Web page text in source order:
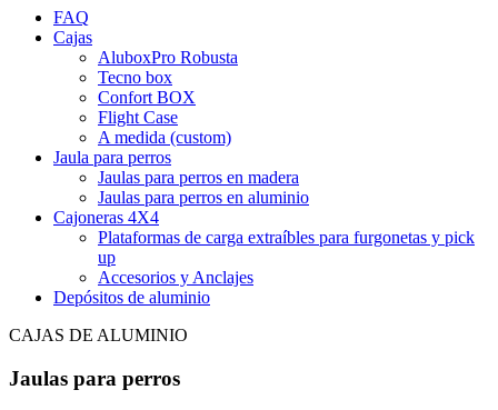
FAQ
Cajas
AluboxPro Robusta
Tecno box
Confort BOX
Flight Case
A medida (custom)
Jaula para perros
Jaulas para perros en madera
Jaulas para perros en aluminio
Cajoneras 4X4
Plataformas de carga extraíbles para furgonetas y pick
up
Accesorios y Anclajes
Depósitos de aluminio
CAJAS DE ALUMINIO
Jaulas para perros